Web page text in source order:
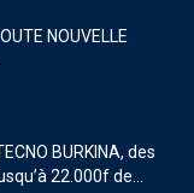
NOUVELLE
BURKINA, des
22.000f de...